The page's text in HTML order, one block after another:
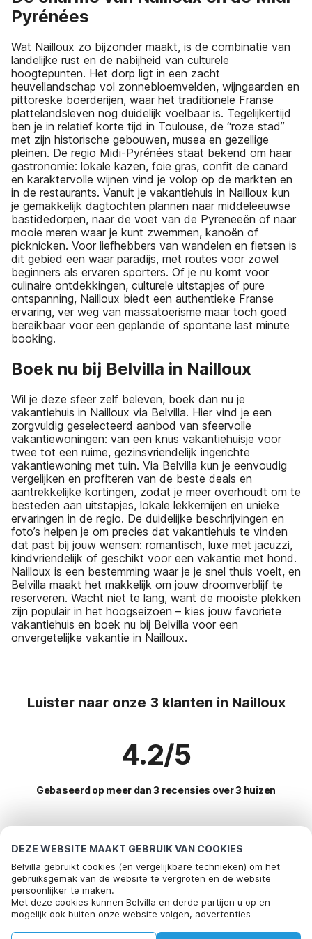
DEZE WEBSITE MAAKT GEBRUIK VAN COOKIES
Belvilla gebruikt cookies (en vergelijkbare technieken) om het
gebruiksgemak van de website te vergroten en de website
persoonlijker te maken.
Met deze cookies kunnen Belvilla en derde partijen u op en
mogelijk ook buiten onze website volgen, advertenties
Pyrénées
Wat Nailloux zo bijzonder maakt, is de combinatie van
landelijke rust en de nabijheid van culturele
hoogtepunten. Het dorp ligt in een zacht
heuvellandschap vol zonnebloemvelden, wijngaarden en
pittoreske boerderijen, waar het traditionele Franse
plattelandsleven nog duidelijk voelbaar is. Tegelijkertijd
ben je in relatief korte tijd in Toulouse, de “roze stad”
met zijn historische gebouwen, musea en gezellige
pleinen. De regio Midi-Pyrénées staat bekend om haar
gastronomie: lokale kazen, foie gras, confit de canard
en karaktervolle wijnen vind je volop op de markten en
in de restaurants. Vanuit je vakantiehuis in Nailloux kun
je gemakkelijk dagtochten plannen naar middeleeuwse
bastidedorpen, naar de voet van de Pyreneeën of naar
mooie meren waar je kunt zwemmen, kanoën of
picknicken. Voor liefhebbers van wandelen en fietsen is
dit gebied een waar paradijs, met routes voor zowel
beginners als ervaren sporters. Of je nu komt voor
culinaire ontdekkingen, culturele uitstapjes of pure
ontspanning, Nailloux biedt een authentieke Franse
ervaring, ver weg van massatoerisme maar toch goed
bereikbaar voor een geplande of spontane last minute
booking.
Boek nu bij Belvilla in Nailloux
Wil je deze sfeer zelf beleven, boek dan nu je
vakantiehuis in Nailloux via Belvilla. Hier vind je een
zorgvuldig geselecteerd aanbod van sfeervolle
vakantiewoningen: van een knus vakantiehuisje voor
twee tot een ruime, gezinsvriendelijk ingerichte
vakantiewoning met tuin. Via Belvilla kun je eenvoudig
vergelijken en profiteren van de beste deals en
aantrekkelijke kortingen, zodat je meer overhoudt om te
besteden aan uitstapjes, lokale lekkernijen en unieke
ervaringen in de regio. De duidelijke beschrijvingen en
foto’s helpen je om precies dat vakantiehuis te vinden
dat past bij jouw wensen: romantisch, luxe met jacuzzi,
kindvriendelijk of geschikt voor een vakantie met hond.
Nailloux is een bestemming waar je je snel thuis voelt, en
Belvilla maakt het makkelijk om jouw droomverblijf te
reserveren. Wacht niet te lang, want de mooiste plekken
zijn populair in het hoogseizoen – kies jouw favoriete
vakantiehuis en boek nu bij Belvilla voor een
onvergetelijke vakantie in Nailloux.
Luister naar onze 3 klanten in Nailloux
4.2/5
Gebaseerd op meer dan 3 recensies over 3 huizen
Meest populaire bestemmingen voor
vakantie
Top steden met top voorzieningen voor vakantie
Kindvriendelijke vakantiehuizen montadet
Kindvriendelijke vakantiehuizen connaux
Populaire voorzieningen voor vakantie in Nailloux
Bel om te boeken